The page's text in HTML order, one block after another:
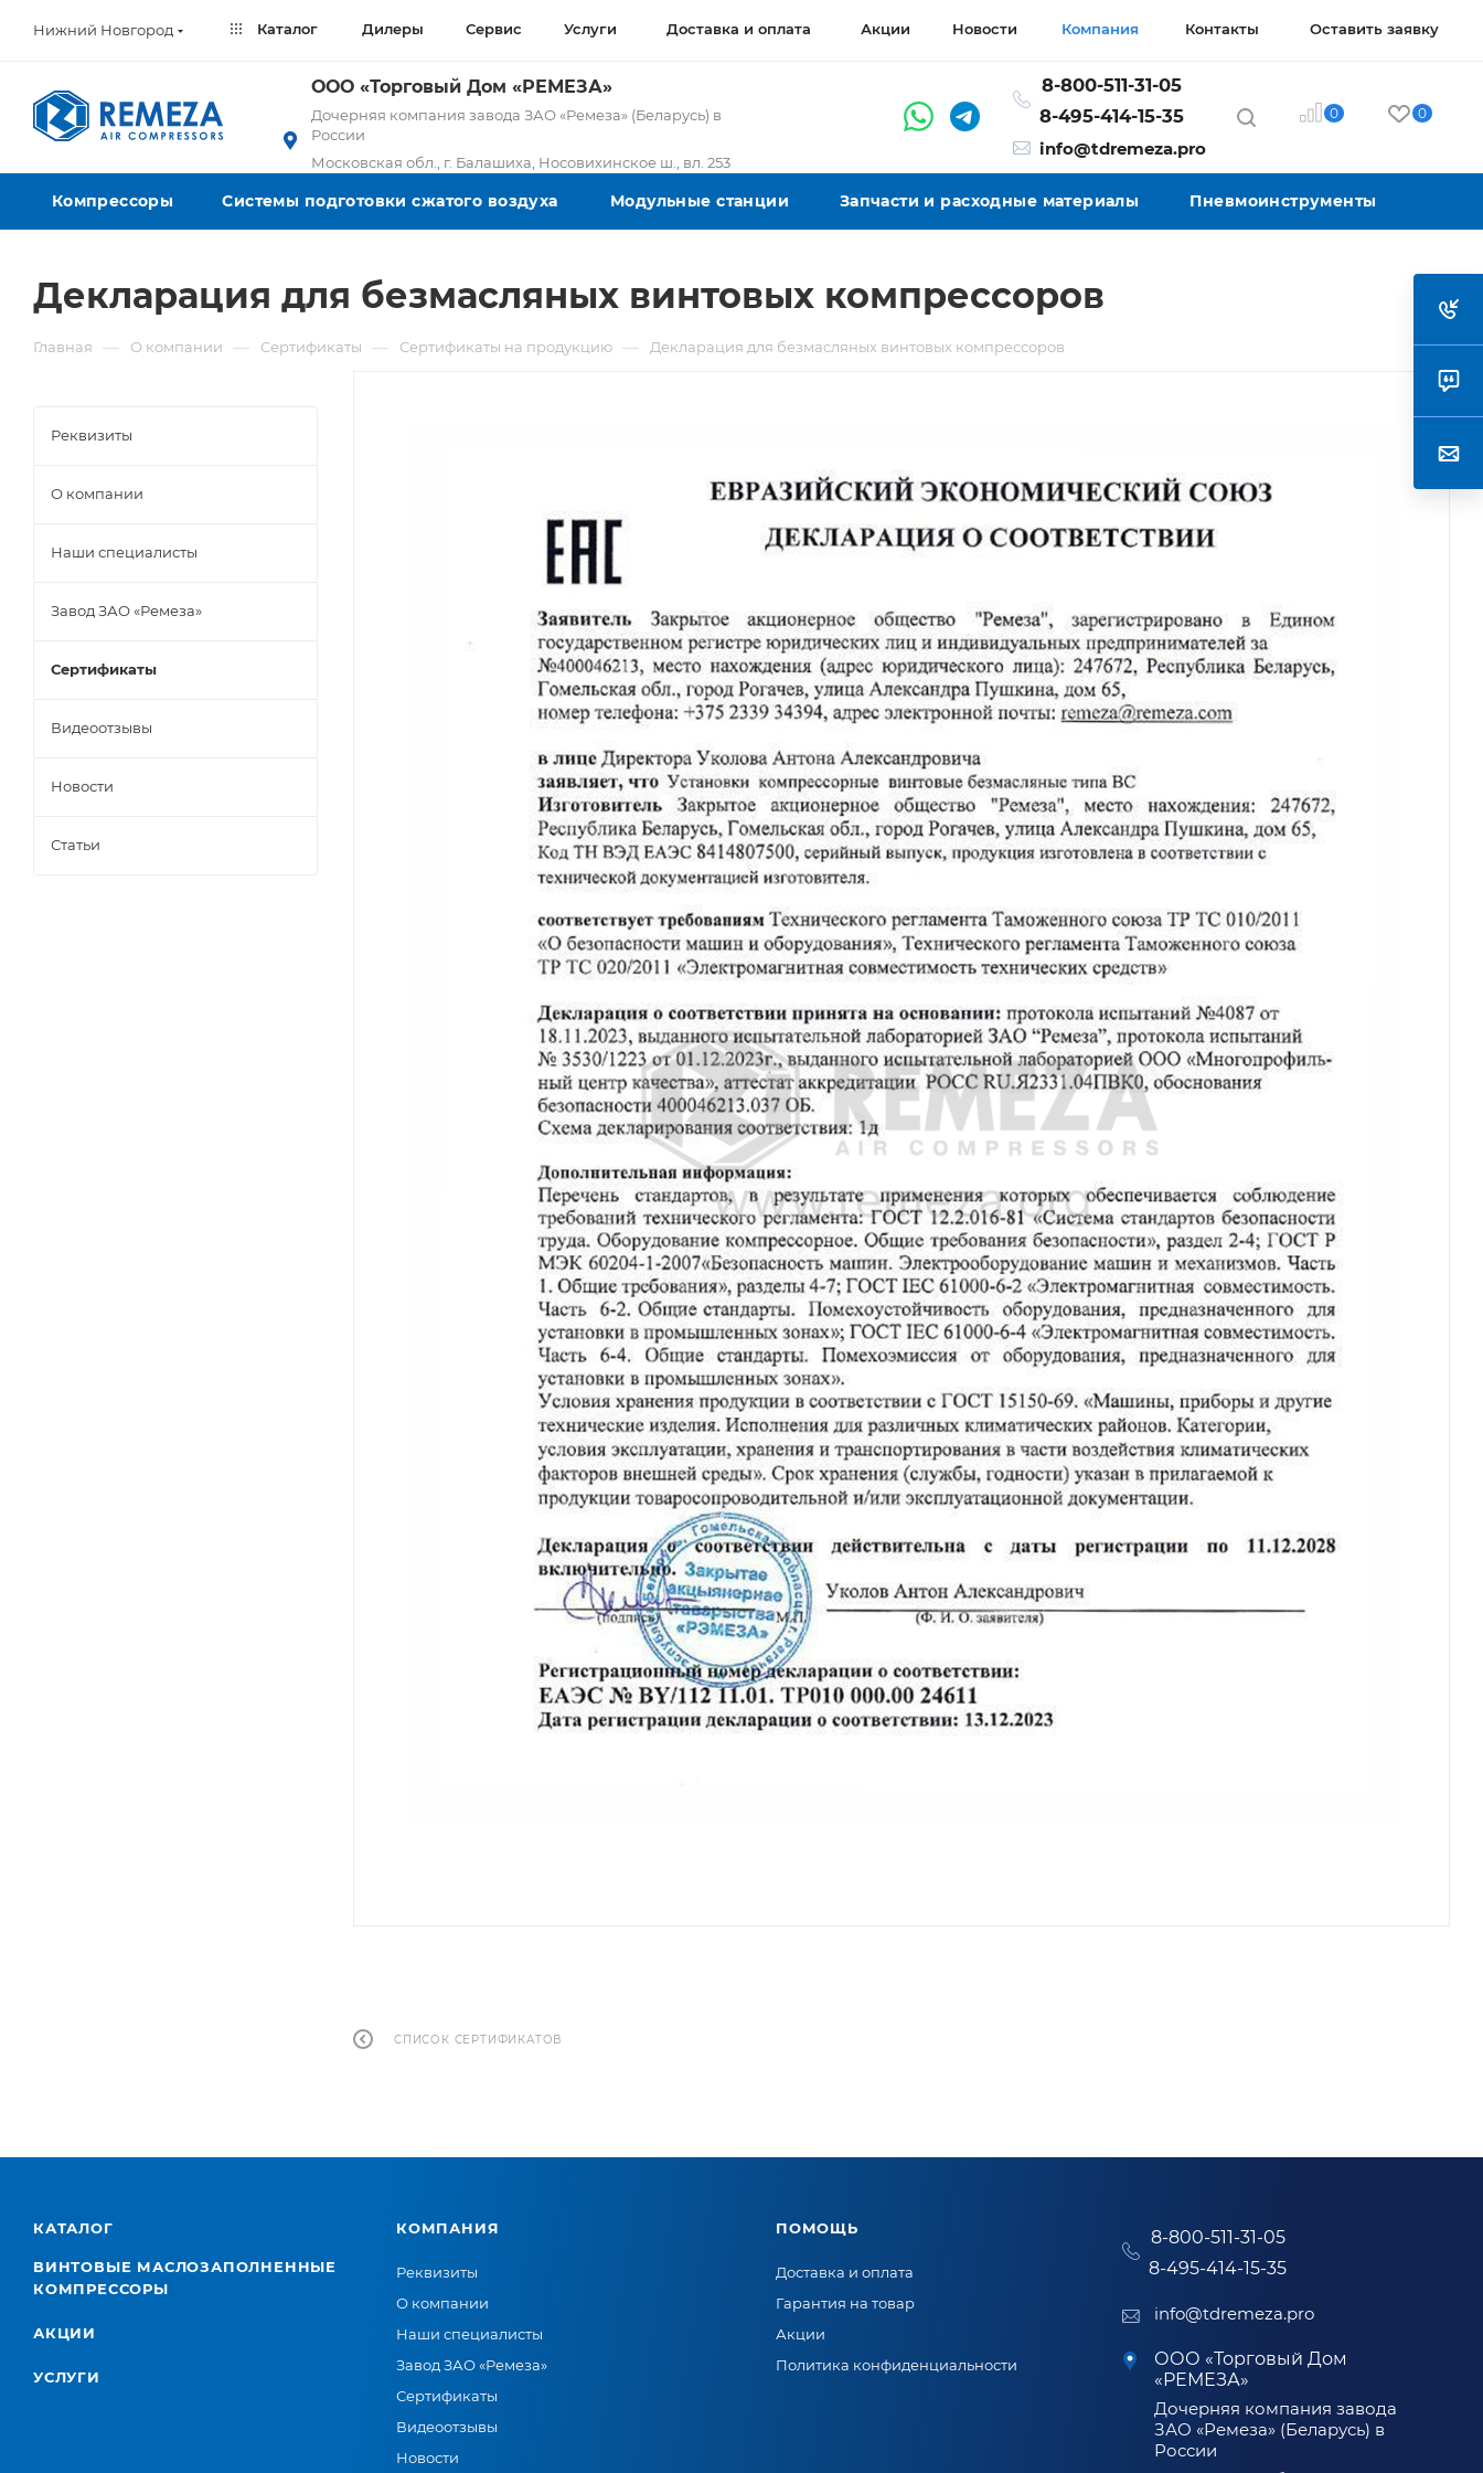
Нижний Новгород Каталог Дилеры Сервис Услуги Доставка и оплата Акции Новости Компания Контакты Оставить заявку
ООО «Торговый Дом «РЕМЕЗА»
Дочерняя компания завода ЗАО «Ремеза» (Беларусь) в
России
Московская обл., г. Балашиха, Носовихинское ш., вл. 253
8-800-511-31-05
8-495-414-15-35
info@tdremeza.pro
0 0
Компрессоры Системы подготовки сжатого воздуха Модульные станции Запчасти и расходные материалы Пневмоинструменты
Декларация для безмасляных винтовых компрессоров
Главная — О компании — Сертификаты — Сертификаты на продукцию — Декларация для безмасляных винтовых компрессоров
СПИСОК СЕРТИФИКАТОВ
Реквизиты
О компании
Наши специалисты
Завод ЗАО «Ремеза»
Сертификаты
Видеоотзывы
Новости
Статьи
КАТАЛОГ
ВИНТОВЫЕ МАСЛОЗАПОЛНЕННЫЕ
КОМПРЕССОРЫ
АКЦИИ
УСЛУГИ
КОМПАНИЯ
Реквизиты
О компании
Наши специалисты
Завод ЗАО «Ремеза»
Сертификаты
Видеоотзывы
Новости
ПОМОЩЬ
Доставка и оплата
Гарантия на товар
Акции
Политика конфиденциальности
8-800-511-31-05
8-495-414-15-35
info@tdremeza.pro
ООО «Торговый Дом
«РЕМЕЗА»
Дочерняя компания завода
ЗАО «Ремеза» (Беларусь) в
России